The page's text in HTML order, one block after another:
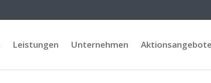
Leistungen Unternehmen